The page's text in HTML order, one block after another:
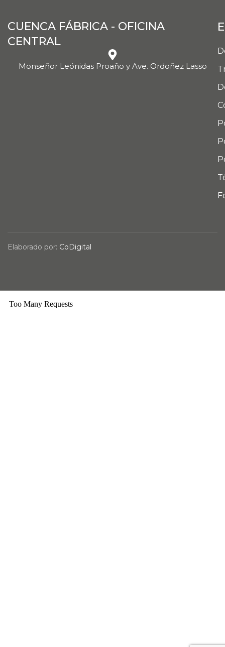
CUENCA FÁBRICA - OFICINA
CENTRAL
Monseñor Leónidas Proaño y Ave. Ordoñez Lasso
Elaborado por: CoDigital